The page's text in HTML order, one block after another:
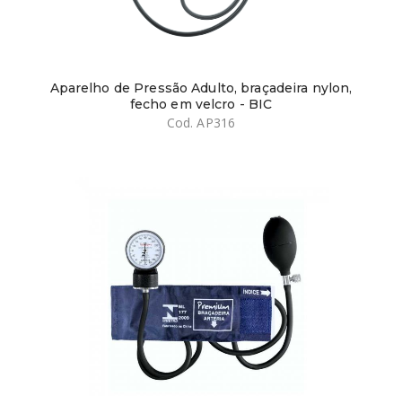
Aparelho de Pressão Adulto, braçadeira nylon,
fecho em velcro - BIC
Cod. AP316